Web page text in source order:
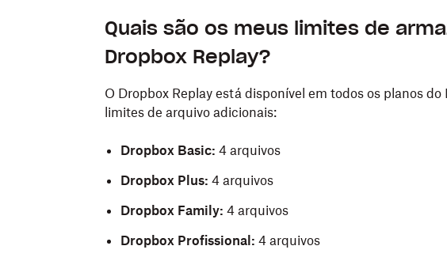
Quais são os meus limites de
Dropbox Replay?
O Dropbox Replay está disponível em todos os planos
limites de arquivo adicionais:
Dropbox Basic: 4 arquivos
Dropbox Plus: 4 arquivos
Dropbox Family: 4 arquivos
Dropbox Profissional: 4 arquivos